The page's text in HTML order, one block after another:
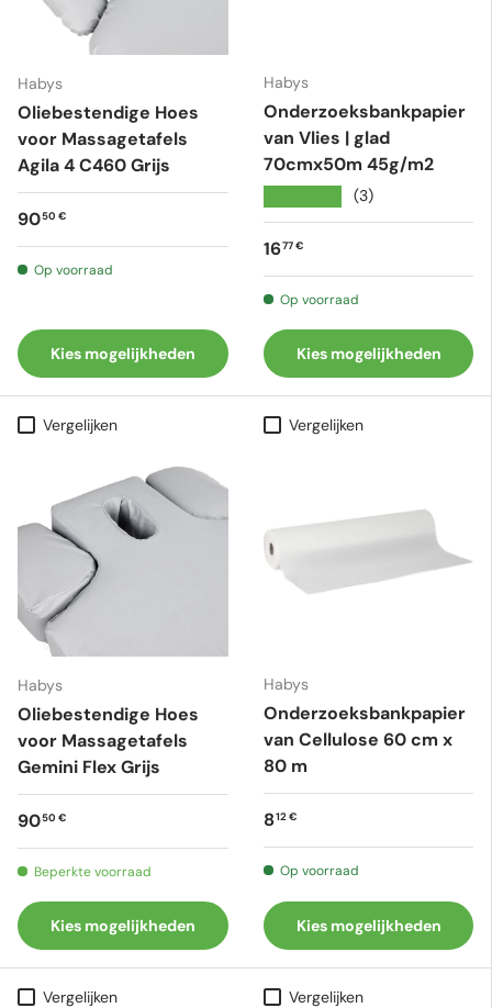
Habys
Oliebestendige Hoes
voor Massagetafels
Agila 4 C460 Grijs
Reguliere prijs
9050 €
Op voorraad
Kies mogelijkheden
Habys
Onderzoeksbankpapier
van Vlies | glad
70cmx50m 45g/m2
(3)
Reguliere prijs
1677 €
Op voorraad
Kies mogelijkheden
Vergelijken
Habys
Oliebestendige Hoes
voor Massagetafels
Gemini Flex Grijs
Reguliere prijs
9050 €
Beperkte voorraad
Kies mogelijkheden
Vergelijken
Habys
Onderzoeksbankpapier
van Cellulose 60 cm x
80 m
Reguliere prijs
812 €
Op voorraad
Kies mogelijkheden
Vergelijken Vergelijken